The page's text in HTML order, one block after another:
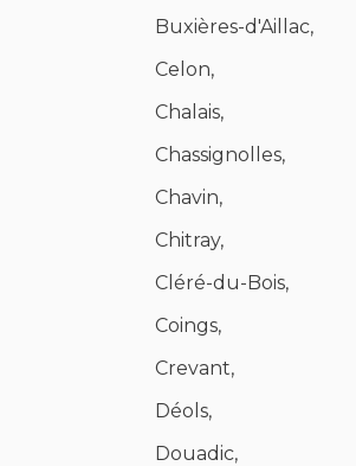
Buxières-d'Aillac,
Celon,
Chalais,
Chassignolles,
Chavin,
Chitray,
Cléré-du-Bois,
Coings,
Crevant,
Déols,
Douadic,